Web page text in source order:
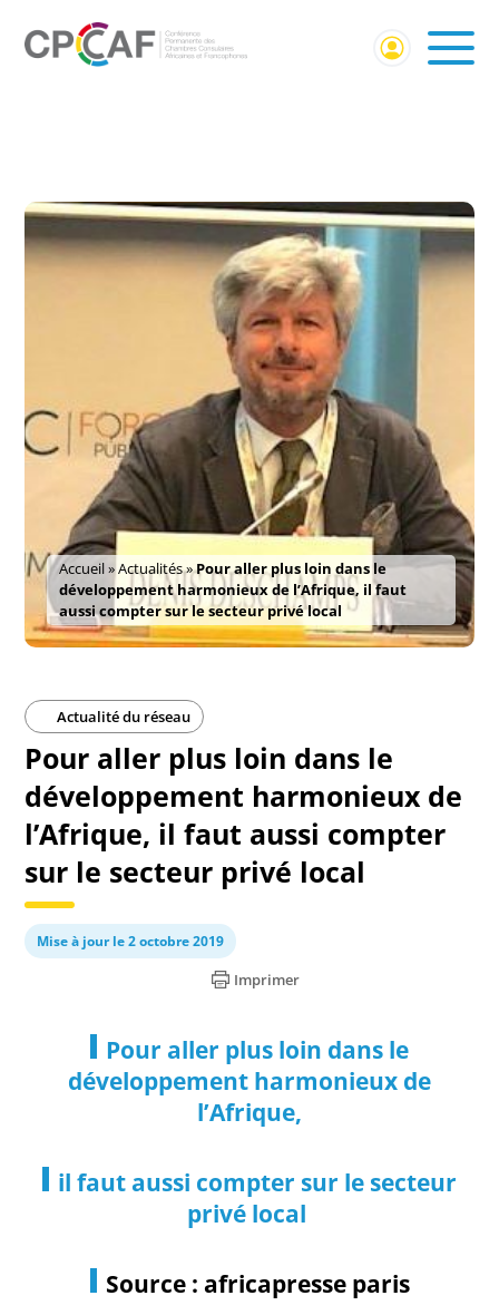
Accueil»Actualités»Pour aller plus loin dans le
développement harmonieux de l’Afrique, il faut
aussi compter sur le secteur privé local
Actualité du réseau
Pour aller plus loin dans le
développement harmonieux de
l’Afrique, il faut aussi compter
sur le secteur privé local
Mise à jour le 2 octobre 2019
Imprimer
Pour aller plus loin dans le
développement harmonieux de
l’Afrique,
il faut aussi compter sur le secteur
privé local
Source : africapresse paris